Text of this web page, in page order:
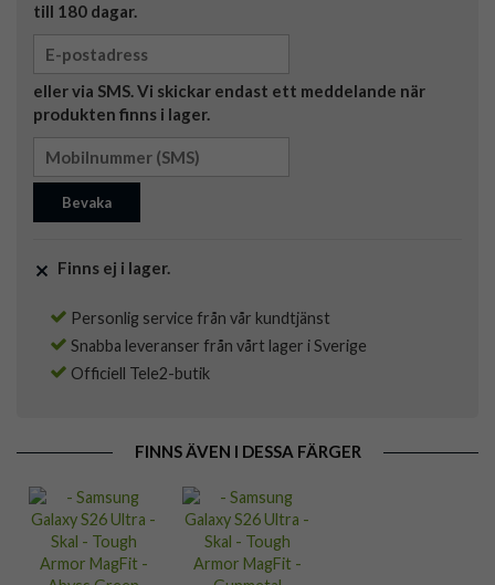
till 180 dagar.
eller via SMS. Vi skickar endast ett meddelande när
produkten finns i lager.
Bevaka
Finns ej i lager.
Personlig service från vår kundtjänst
Snabba leveranser från vårt lager i Sverige
Officiell Tele2-butik
FINNS ÄVEN I DESSA FÄRGER